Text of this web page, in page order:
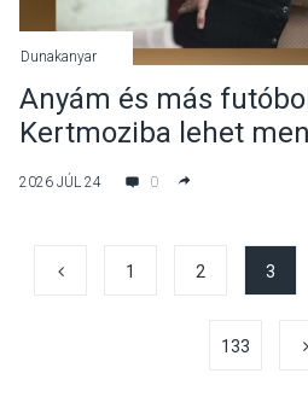
Dunakanyar
Anyám és más
Kertmoziba lehet
2026 JÚL 24 0
1 2 3
133